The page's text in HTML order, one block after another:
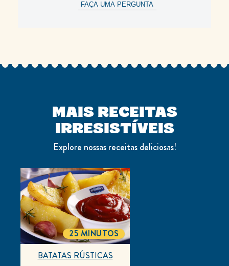
FAÇA UMA PERGUNTA
MAIS RECEITAS
IRRESISTÍVEIS
Explore nossas receitas deliciosas!
BATATAS RÚSTICAS
TOTALTIME
25 MINUTOS